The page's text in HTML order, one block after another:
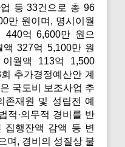
등 33건으로 총 96
만 원이며, 명시이월
440억 6,600만 원으
327억 5,100만 원
월액 113억 1,500
추가경정예산안 계
국도비 보조사업 추
존재원 및 성립전 예
적·의무적 경비를 반
집행잔액 감액 등 변
며, 경비의 성질상 불